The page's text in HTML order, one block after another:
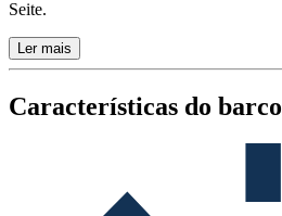
Seite.
Ler mais
Características do barco